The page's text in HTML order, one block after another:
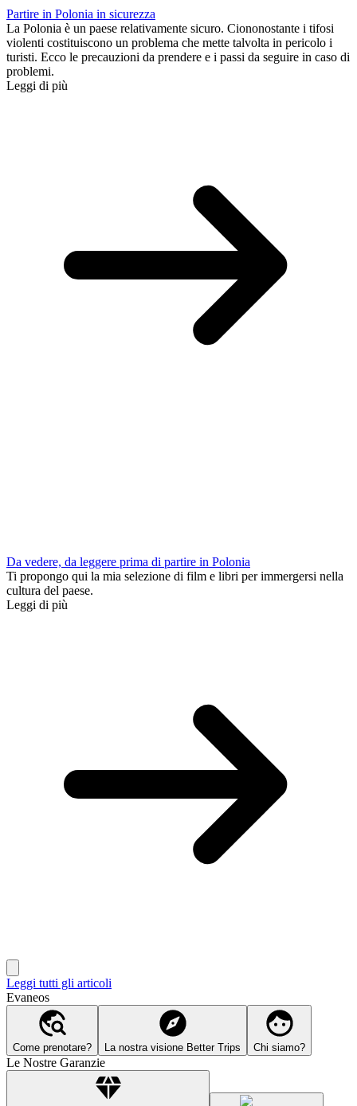
Partire in Polonia in sicurezza
La Polonia è un paese relativamente sicuro. Ciononostante i tifosi
violenti costituiscono un problema che mette talvolta in pericolo i
turisti. Ecco le precauzioni da prendere e i passi da seguire in caso di
problemi.
Leggi di più
Da vedere, da leggere prima di partire in Polonia
Ti propongo qui la mia selezione di film e libri per immergersi nella
cultura del paese.
Leggi di più
Leggi tutti gli articoli
Evaneos
Come prenotare? La nostra visione Better Trips Chi siamo?
Le Nostre Garanzie